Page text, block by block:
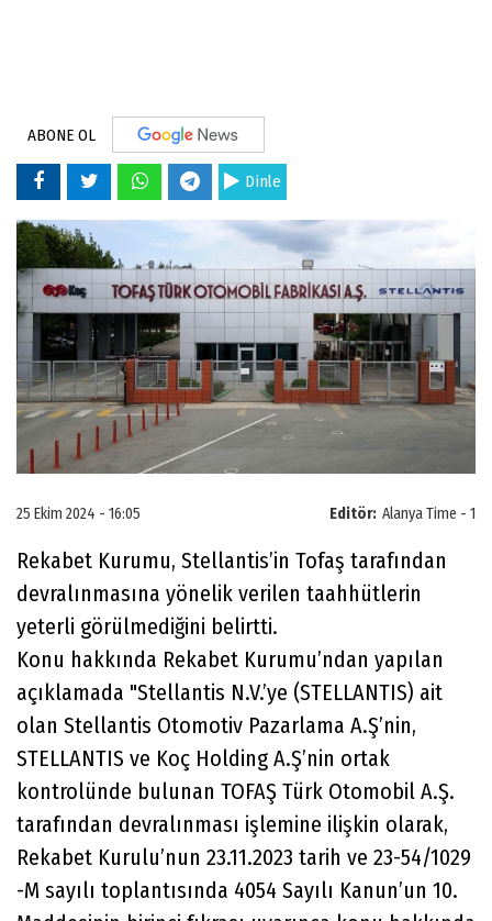
ABONE OL
Dinle
Editör: Alanya Time - 1
25 Ekim 2024 - 16:05
Rekabet Kurumu, Stellantis’in Tofaş tarafından
devralınmasına yönelik verilen taahhütlerin
yeterli görülmediğini belirtti.
Konu hakkında Rekabet Kurumu’ndan yapılan
açıklamada "Stellantis N.V.’ye (STELLANTIS) ait
olan Stellantis Otomotiv Pazarlama A.Ş’nin,
STELLANTIS ve Koç Holding A.Ş’nin ortak
kontrolünde bulunan TOFAŞ Türk Otomobil A.Ş.
tarafından devralınması işlemine ilişkin olarak,
Rekabet Kurulu’nun 23.11.2023 tarih ve 23-54/1029
-M sayılı toplantısında 4054 Sayılı Kanun’un 10.